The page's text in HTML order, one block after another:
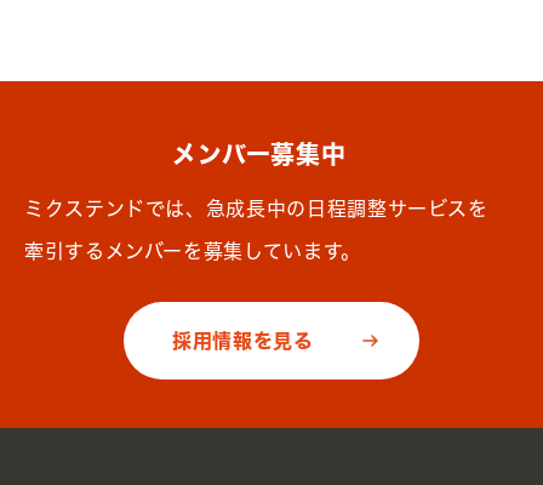
メンバー募集中
ミクステンドでは、急成長中の日程調整サービスを
牽引するメンバーを募集しています。
採用情報を見る